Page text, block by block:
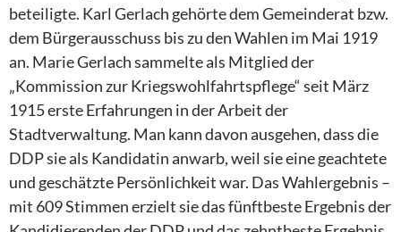
beteiligte. Karl Gerlach gehörte dem Gemeinderat bzw.
dem Bürgerausschuss bis zu den Wahlen im Mai 1919
an. Marie Gerlach sammelte als Mitglied der
„Kommission zur Kriegswohlfahrtspflege“ seit März
1915 erste Erfahrungen in der Arbeit der
Stadtverwaltung. Man kann davon ausgehen, dass die
DDP sie als Kandidatin anwarb, weil sie eine geachtete
und geschätzte Persönlichkeit war. Das Wahlergebnis –
mit 609 Stimmen erzielt sie das fünftbeste Ergebnis der